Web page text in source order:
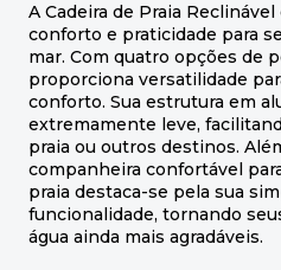
A Cadeira de Praia
conforto e praticidade para
mar. Com quatro opções de
proporciona versatilidade
conforto. Sua estrutura em
extremamente leve,
praia ou outros destinos.
companheira confortável
praia destaca-se pela sua
funcionalidade, tornando
água ainda mais agradáveis.